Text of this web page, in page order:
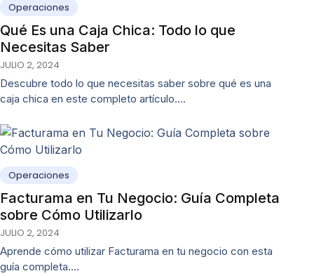
Operaciones
Qué Es una Caja Chica: Todo lo que
Necesitas Saber
JULIO 2, 2024
Descubre todo lo que necesitas saber sobre qué es una
caja chica en este completo artículo.…
Operaciones
Facturama en Tu Negocio: Guía Completa
sobre Cómo Utilizarlo
JULIO 2, 2024
Aprende cómo utilizar Facturama en tu negocio con esta
guía completa.…